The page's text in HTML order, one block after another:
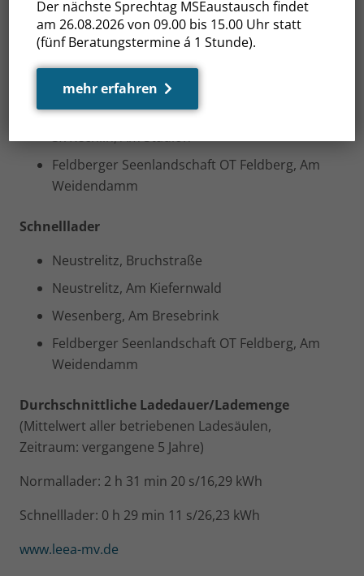
Neustrelitz, Karbe-Wagner-Straße
Neustrelitz, Louisenstraße
Neustrelitz, Augustastraße
Neustrelitz, Semmelweisstraße
3x Rechlin, Am Stadion
Feldberger Seenlandschaft OT Feldberg, Am
Weidendamm
Schnelllader
Neustrelitz, Bruchstraße
Neustrelitz, Am Kiefernwald
Wesenberg, Am Bresebrink
Feldberger Seenlandschaft OT Feldberg, Am
Weidendamm
Durchschnittliche Ladedauer/Lademenge
(Mittelwert aller betriebenen Ladesäulen,
Zeitraum: vergangene 5 Jahre)
Normallader: 2 h 31 min 20 s/16,29 kWh
Schnelllader: 0 h 29 min 11 s/26,23 kWh
www.leea-mv.de
Der nächste Sprechtag MSEaustausch findet
am 26.08.2026 von 09.00 bis 15.00 Uhr statt
(fünf Beratungstermine á 1 Stunde).
mehr erfahren